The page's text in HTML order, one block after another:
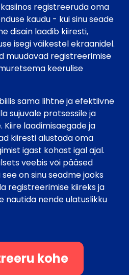
registreeruda oma
kaudu - kui sinu seade
disain laadib kiiresti,
isegi väikestel ekraanidel.
muudavad registreerimise
keerulise
sama lihtne ja efektiivne
sujuvale protsessile ja
Kiire laadimisaegade ja
kiiresti alustada oma
igast kohast igal ajal.
veebis või pääsed
on sinu seadme jaoks
registreerimise kiireks ja
nautida nende ulatuslikku
kohe